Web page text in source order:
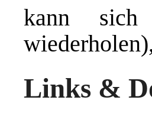
kann sich
Links &